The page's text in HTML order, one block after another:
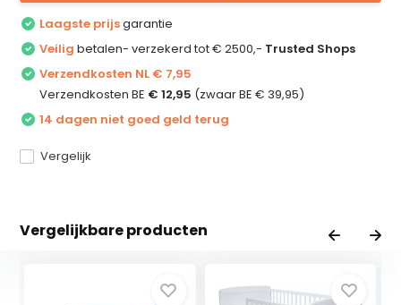
Laagste prijsgarantie
Veilig betalen- verzekerd tot € 2500,- Trusted Shops
Verzendkosten NL € 7,95
Verzendkosten BE € 12,95 (zwaar BE € 39,95)
14 dagen niet goed geld terug
Vergelijk
Vergelijkbare producten